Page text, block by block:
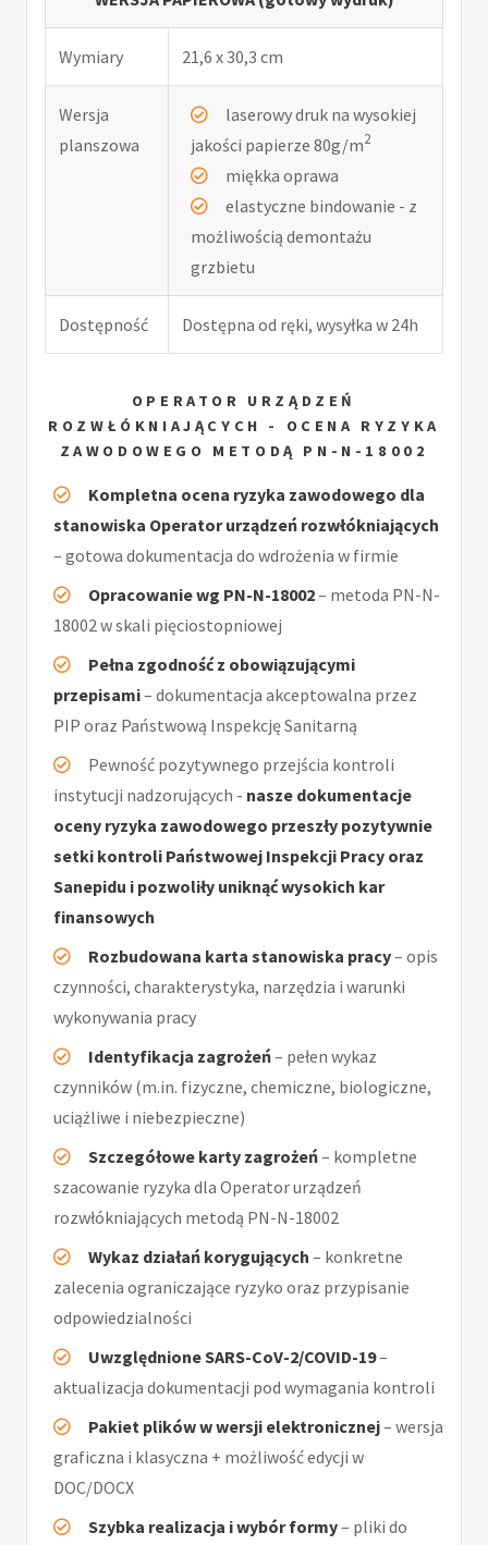
Wymiary 21,6 x 30,3 cm
Wersja
planszowa
laserowy druk na wysokiej
jakości papierze 80g/m2
miękka oprawa
elastyczne bindowanie - z
możliwością demontażu
grzbietu
Dostępność Dostępna od ręki, wysyłka w 24h
OPERATOR URZĄDZEŃ
ROZWŁÓKNIAJĄCYCH - OCENA RYZYKA
ZAWODOWEGO METODĄ PN-N-18002
Kompletna ocena ryzyka zawodowego dla
stanowiska Operator urządzeń rozwłókniających
– gotowa dokumentacja do wdrożenia w firmie
Opracowanie wg PN-N-18002– metoda PN-N-
18002 w skali pięciostopniowej
Pełna zgodność z obowiązującymi
przepisami– dokumentacja akceptowalna przez
PIP oraz Państwową Inspekcję Sanitarną
Pewność pozytywnego przejścia kontroli
instytucji nadzorujących - nasze dokumentacje
oceny ryzyka zawodowego przeszły pozytywnie
setki kontroli Państwowej Inspekcji Pracy oraz
Sanepidu i pozwoliły uniknąć wysokich kar
finansowych
Rozbudowana karta stanowiska pracy– opis
czynności, charakterystyka, narzędzia i warunki
wykonywania pracy
Identyfikacja zagrożeń– pełen wykaz
czynników (m.in. fizyczne, chemiczne, biologiczne,
uciążliwe i niebezpieczne)
Szczegółowe karty zagrożeń– kompletne
szacowanie ryzyka dla Operator urządzeń
rozwłókniających metodą PN-N-18002
Wykaz działań korygujących – konkretne
zalecenia ograniczające ryzyko oraz przypisanie
odpowiedzialności
Uwzględnione SARS-CoV-2/COVID-19–
aktualizacja dokumentacji pod wymagania kontroli
Pakiet plików w wersji elektronicznej– wersja
graficzna i klasyczna + możliwość edycji w
DOC/DOCX
Szybka realizacja i wybór formy– pliki do